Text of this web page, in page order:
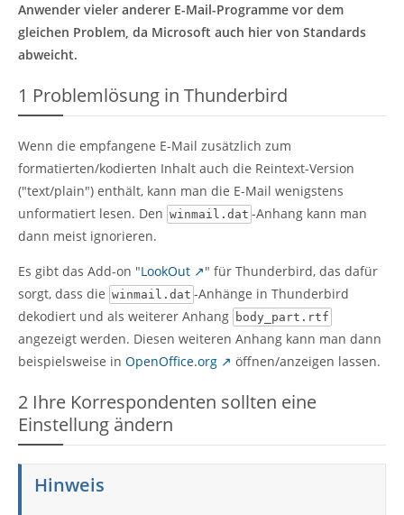
Anwender vieler anderer E-Mail-Programme vor dem
gleichen Problem, da Microsoft auch hier von Standards
abweicht.
1 Problemlösung in Thunderbird
Wenn die empfangene E-Mail zusätzlich zum
formatierten/kodierten Inhalt auch die Reintext-Version
("text/plain") enthält, kann man die E-Mail wenigstens
unformatiert lesen. Den winmail.dat -Anhang kann man
dann meist ignorieren.
Es gibt das Add-on "LookOut
" für Thunderbird, das dafür
sorgt, dass die winmail.dat -Anhänge in Thunderbird
dekodiert und als weiterer Anhang body_part.rtf
angezeigt werden. Diesen weiteren Anhang kann man dann
beispielsweise in OpenOffice.org öffnen/anzeigen lassen.
2 Ihre Korrespondenten sollten eine
Einstellung ändern
Hinweis